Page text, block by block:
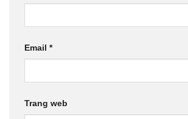
Email *
Trang web